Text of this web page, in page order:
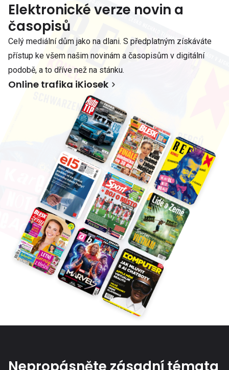
Elektronické verze novin a
časopisů
Celý mediální dům jako na dlani. S předplatným získáváte
přístup ke všem našim novinám a časopisům v digitální
podobě, a to dříve než na stánku.
Online trafika iKiosek